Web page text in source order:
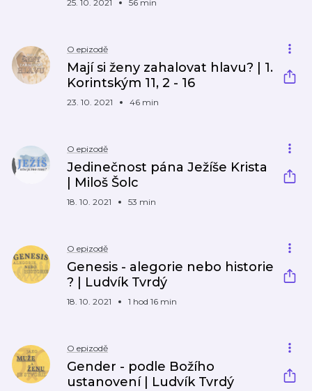
25. 10. 2021 56 min
O epizodě
Mají si ženy zahalovat hlavu? | 1.
Korintským 11, 2 - 16
23. 10. 2021 46 min
O epizodě
Jedinečnost pána Ježíše Krista
| Miloš Šolc
18. 10. 2021 53 min
O epizodě
Genesis - alegorie nebo historie
? | Ludvík Tvrdý
18. 10. 2021 1 hod 16 min
O epizodě
Gender - podle Božího
ustanovení | Ludvík Tvrdý